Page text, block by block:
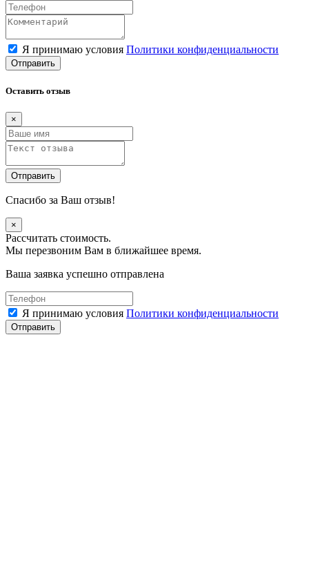
Я принимаю условия Политики конфиденциальности
Отправить
Оставить отзыв
×
Отправить
Спасибо за Ваш отзыв!
×
Рассчитать стоимость.
Мы перезвоним Вам в ближайшее время.
Ваша заявка успешно отправлена
Я принимаю условия Политики конфиденциальности
Отправить